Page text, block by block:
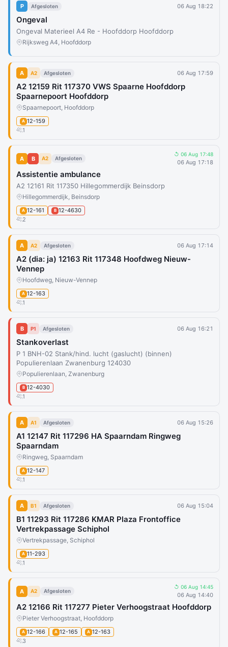
P Afgesloten 06 Aug 18:22
Ongeval
Ongeval Materieel A4 Re - Hoofddorp Hoofddorp
Rijksweg A4, Hoofddorp
A A2 Afgesloten 06 Aug 17:59
A2 12159 Rit 117370 VWS Spaarne Hoofddorp
Spaarnepoort Hoofddorp
Spaarnepoort, Hoofddorp
A 12-159
1
A B A2 Afgesloten
↺ 06 Aug 17:48
06 Aug 17:18
Assistentie ambulance
A2 12161 Rit 117350 Hillegommerdijk Beinsdorp
Hillegommerdijk, Beinsdorp
A 12-161 B 12-4630
2
A A2 Afgesloten 06 Aug 17:14
A2 (dia: ja) 12163 Rit 117348 Hoofdweg Nieuw-
Vennep
Hoofdweg, Nieuw-Vennep
A 12-163
1
B P1 Afgesloten 06 Aug 16:21
Stankoverlast
P 1 BNH-02 Stank/hind. lucht (gaslucht) (binnen)
Populierenlaan Zwanenburg 124030
Populierenlaan, Zwanenburg
B 12-4030
1
A A1 Afgesloten 06 Aug 15:26
A1 12147 Rit 117296 HA Spaarndam Ringweg
Spaarndam
Ringweg, Spaarndam
A 12-147
1
A B1 Afgesloten 06 Aug 15:04
B1 11293 Rit 117286 KMAR Plaza Frontoffice
Vertrekpassage Schiphol
Vertrekpassage, Schiphol
A 11-293
1
A A2 Afgesloten
↺ 06 Aug 14:45
06 Aug 14:40
A2 12166 Rit 117277 Pieter Verhoogstraat Hoofddorp
Pieter Verhoogstraat, Hoofddorp
A 12-166 A 12-165 A 12-163
3